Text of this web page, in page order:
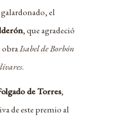
el
, que agradeció
obraIsabel de Borbón
.
de Torres,
de este premio al